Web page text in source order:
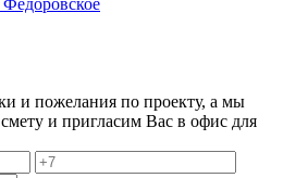
и пожелания по проекту, а мы
и пригласим Вас в офис для